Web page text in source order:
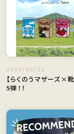
2026/05/22
【らくのうマザーズ×
5弾！！